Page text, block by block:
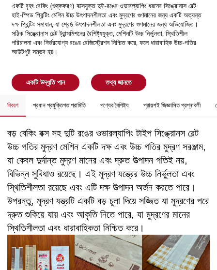
একটি বৃহৎ বেকিং (শুষ্ককরণ) বাক্সযুক্ত দুই-রঙের ওভারল্যাপিং ধরনের সিঙ্ক্রোনাস বেল্ট
হাই-স্পিড প্রিন্টিং মেশিন উচ্চ উৎপাদনশীলতা এবং মুদ্রণের গুণমানের জন্য একটি অত্যন্ত
দক্ষ প্রিন্টিং সমাধান, যা শ্রেষ্ঠ উৎপাদনশীলতা এবং মুদ্রণের গুণমানের জন্য অভিযোজিত।
সঠিক সিঙ্ক্রোনাস বেল্ট ট্রান্সমিশনের বৈশিষ্ট্যযুক্ত, মেশিনটি উচ্চ নির্ভুলতা, স্থিতিশীল
পরিচালনা এবং নির্ভরযোগ্য রঙের রেজিস্ট্রেশন নিশ্চিত করে, ফলে ধারাবাহিক উচ্চ-গতির
আউটপুট সম্ভব হয়।
একটি উদ্ধৃতি পান তথ্য জানতে
বিবরণ প্রধান প্রযুক্তিগত পরামিতি পণ্যের বৈশিষ্ট্য প্রায়শই জিজ্ঞাসিত প্রশ্নাবলী
বড় বেকিং বক্স সহ দুটি রঙের ওভারল্যাপিং টাইপ সিঙ্ক্রোনস বেল্ট
উচ্চ গতির মুদ্রণ মেশিন একটি দক্ষ এবং উচ্চ গতির মুদ্রণ সরঞ্জাম,
যা কেবল দুর্দান্ত মুদ্রণ মানের এবং দ্রুত উত্পাদন গতিই নয়,
বিভিন্ন সুবিধাও রয়েছে। এই মুদ্রণ যন্ত্রের উচ্চ নির্ভুলতা এবং
স্থিতিশীলতা রয়েছে এবং এটি দক্ষ উত্পাদন অর্জন করতে পারে।
উপরন্তু, মুদ্রণ যন্ত্রটি একটি বড় চুলা দিয়ে সজ্জিত যা মুদ্রণের পরে
দ্রুত শুকিয়ে যায় এবং আকৃতি নিতে পারে, যা মুদ্রণের মানের
স্থিতিশীলতা এবং ধারাবাহিকতা নিশ্চিত করে।